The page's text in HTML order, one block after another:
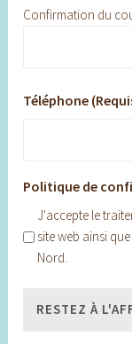
Confirmation du
Téléphone
Politique de
J'accepte le
site web ainsi
Nord.